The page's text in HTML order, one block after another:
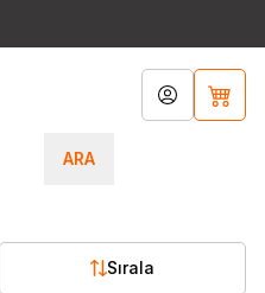
ARA
Hesabım
Sırala